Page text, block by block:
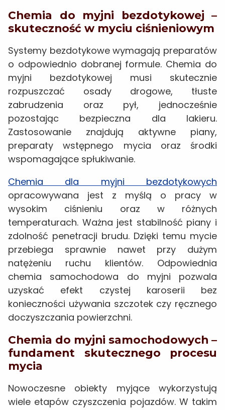
Chemia do myjni bezdotykowej –
skuteczność w myciu ciśnieniowym
Systemy bezdotykowe wymagają preparatów
o odpowiednio dobranej formule. Chemia do
myjni bezdotykowej musi skutecznie
rozpuszczać osady drogowe, tłuste
zabrudzenia oraz pył, jednocześnie
pozostając bezpieczna dla lakieru.
Zastosowanie znajdują aktywne piany,
preparaty wstępnego mycia oraz środki
wspomagające spłukiwanie.
Chemia dla myjni bezdotykowych
opracowywana jest z myślą o pracy w
wysokim ciśnieniu oraz w różnych
temperaturach. Ważna jest stabilność piany i
zdolność penetracji brudu. Dzięki temu mycie
przebiega sprawnie nawet przy dużym
natężeniu ruchu klientów. Odpowiednia
chemia samochodowa do myjni pozwala
uzyskać efekt czystej karoserii bez
konieczności używania szczotek czy ręcznego
doczyszczania powierzchni.
Chemia do myjni samochodowych –
fundament skutecznego procesu
mycia
Nowoczesne obiekty myjące wykorzystują
wiele etapów czyszczenia pojazdów. W takim